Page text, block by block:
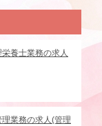
栄養士業務の求人
理業務の求人(管理